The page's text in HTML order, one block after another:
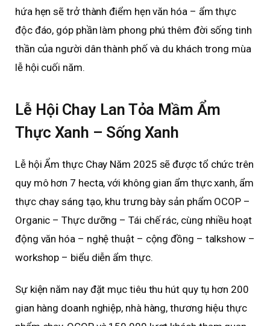
hứa hẹn sẽ trở thành điểm hẹn văn hóa – ẩm thực
độc đáo, góp phần làm phong phú thêm đời sống tinh
thần của người dân thành phố và du khách trong mùa
lễ hội cuối năm.
Lễ Hội Chay Lan Tỏa Mầm Ẩm
Thực Xanh – Sống Xanh
Lễ hội Ẩm thực Chay Năm 2025 sẽ được tổ chức trên
quy mô hơn 7 hecta, với không gian ẩm thực xanh, ẩm
thực chay sáng tạo, khu trưng bày sản phẩm OCOP –
Organic – Thực dưỡng – Tái chế rác, cùng nhiều hoạt
động văn hóa – nghệ thuật – cộng đồng – talkshow –
workshop – biểu diễn ẩm thực.
Sự kiện năm nay đặt mục tiêu thu hút quy tụ hơn 200
gian hàng doanh nghiệp, nhà hàng, thương hiệu thực